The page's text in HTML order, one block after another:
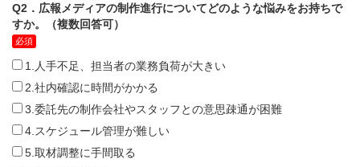
Q2．広報メディアの制作進行についてどのような悩みをお持ちで
すか。（複数回答可）
1.人手不足、担当者の業務負荷が大きい
2.社内確認に時間がかかる
3.委託先の制作会社やスタッフとの意思疎通が困難
4.スケジュール管理が難しい
5.取材調整に手間取る